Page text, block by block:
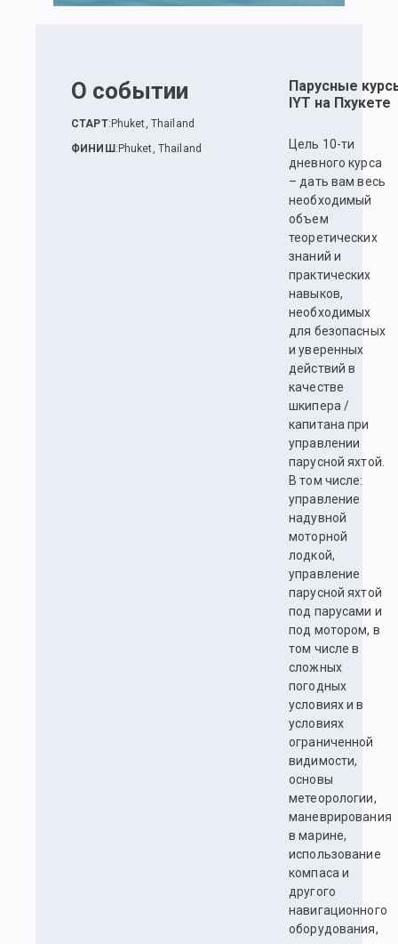
О событии
СТАРТ: Phuket, Thailand
ФИНИШ : Phuket, Thailand
Парусные
IYT на Пхукете
Цель 10-ти
дневного курса
– дать вам весь
необходимый
объем
теоретических
знаний и
практических
навыков,
необходимых
для безопасных
и уверенных
действий в
качестве
шкипера /
капитана при
управлении
парусной яхтой.
В том числе:
управление
надувной
моторной
лодкой,
управление
парусной яхтой
под парусами и
под мотором, в
том числе в
сложных
погодных
условиях и в
условиях
ограниченной
видимости,
основы
метеорологии,
маневрирования
в марине,
использование
компаса и
другого
навигационного
оборудования,